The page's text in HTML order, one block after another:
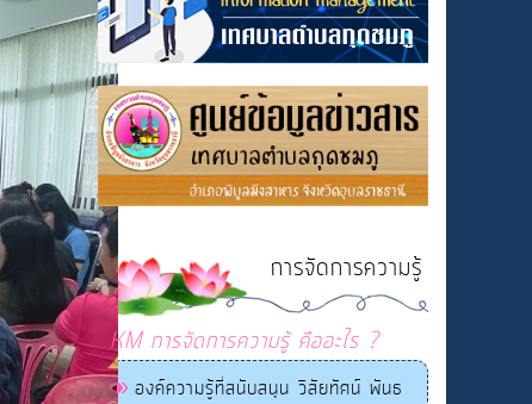
การจัดการความรู้
KM การจัดการความรู้ คืออะไร ?
องค์ความรู้ที่สนับสนุน วิสัยทัศน์ พันธ